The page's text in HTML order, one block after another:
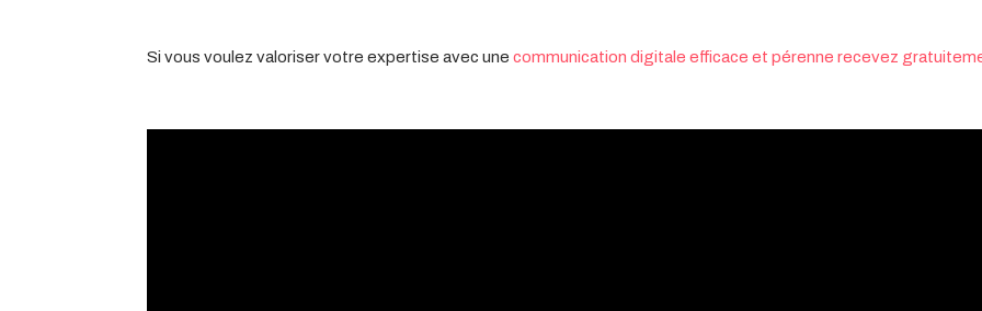
Si vous voulez valoriser votre expertise avec unecommunication digitale efficace et pérenne recevez